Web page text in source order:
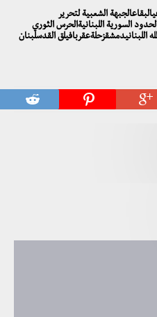
الشعبية لتحرير
السورية اللبنانيةالحرس الثوري
اللبنانيدمشقزحلةعقربافيلق القدسلبنان